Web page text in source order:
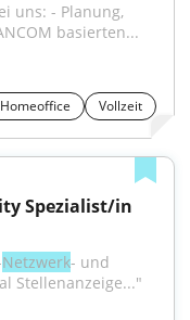
uns: - Planung,
basierten...
Homeoffice Vollzeit
Spezialist/in
Netzwerk- und
Stellenanzeige..."